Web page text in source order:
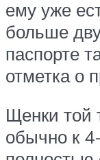
ему уже
больше
паспорте
отметка о
Щенки той
обычно к